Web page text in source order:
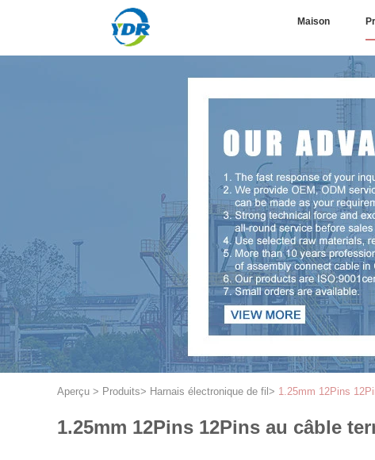
Maison
Aperçu > Produits> Harnais électronique de fil > 1.25mm 12Pins
1.25mm 12Pins 12Pins au câble